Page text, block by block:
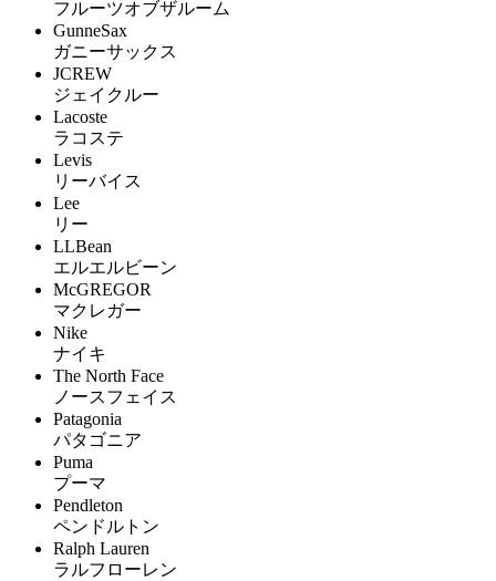
フルーツオブザルーム
GunneSax
ガニーサックス
JCREW
ジェイクルー
Lacoste
ラコステ
Levis
リーバイス
Lee
リー
LLBean
エルエルビーン
McGREGOR
マクレガー
Nike
ナイキ
The North Face
ノースフェイス
Patagonia
パタゴニア
Puma
プーマ
Pendleton
ペンドルトン
Ralph Lauren
ラルフローレン